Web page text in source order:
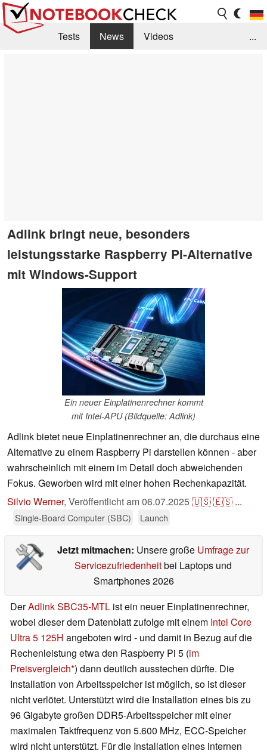
Tests News
Videos
...
Adlink bringt neue, besonders
leistungsstarke Raspberry Pi-Alternative
mit Windows-Support
Ein neuer Einplatinenrechner kommt
mit Intel-APU (Bildquelle: Adlink)
Adlink bietet neue Einplatinenrechner an, die durchaus eine
Alternative zu einem Raspberry Pi darstellen können - aber
wahrscheinlich mit einem im Detail doch abweichenden
Fokus. Geworben wird mit einer hohen Rechenkapazität.
Silvio Werner, Veröffentlicht am06.07.2025🇺🇸🇪🇸 ...
Single-Board Computer (SBC) Launch
Jetzt mitmachen: Unsere große Umfrage zur
Servicezufriedenheitbei Laptops und
Smartphones 2026
DerAdlink SBC35-MTL ist ein neuer Einplatinenrechner,
wobei dieser dem Datenblatt zufolge mit einem Intel Core
Ultra 5 125H angeboten wird - und damit in Bezug auf die
Rechenleistung etwa den Raspberry Pi 5 (im
Preisvergleich ) dann deutlich ausstechen dürfte. Die
Installation von Arbeitsspeicher ist möglich, so ist dieser
nicht verlötet. Unterstützt wird die Installation eines bis zu
96 Gigabyte großen DDR5-Arbeitsspeicher mit einer
maximalen Taktfrequenz von 5.600 MHz, ECC-Speicher
wird nicht unterstützt. Für die Installation eines internen